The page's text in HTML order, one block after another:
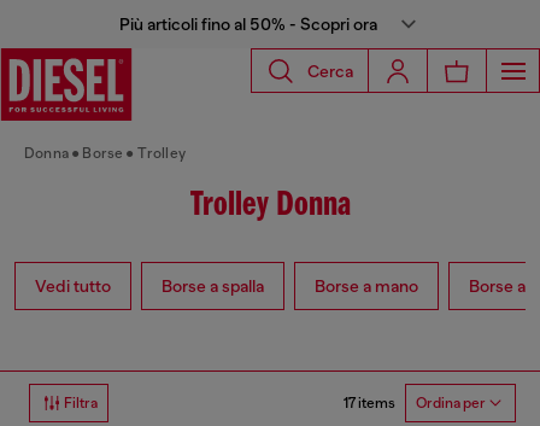
Più articoli fino al 50% - Scopri ora
Cerca
Donna Borse Trolley
Trolley Donna
Vedi tutto Borse a spalla Borse a mano Borse a
Filtra 17 items Ordina per